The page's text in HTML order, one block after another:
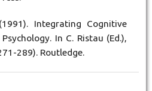
Integrating Cognitive
In C. Ristau (Ed.),
289). Routledge.